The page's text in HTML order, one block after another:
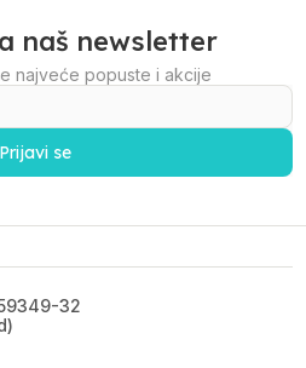
naš newsletter
najveće popuste i akcije
Prijavi se
32